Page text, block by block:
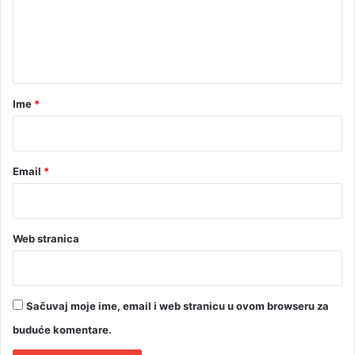
r
Ime *
Email *
Web stranica
Sačuvaj moje ime, email i web stranicu u ovom browseru za
buduće komentare.